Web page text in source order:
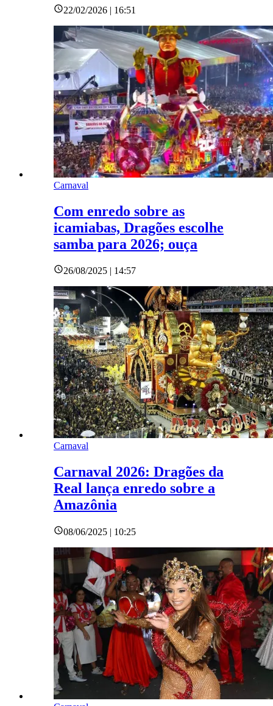
22/02/2026 | 16:51
Carnaval
Com enredo sobre as
icamiabas, Dragões escolhe
samba para 2026; ouça
26/08/2025 | 14:57
Carnaval
Carnaval 2026: Dragões da
Real lança enredo sobre a
Amazônia
08/06/2025 | 10:25